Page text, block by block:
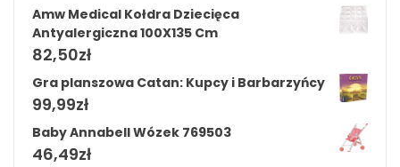
Amw Medical Kołdra Dziecięca
Antyalergiczna 100X135 Cm
82,50zł
Gra planszowa Catan: Kupcy i Barbarzyńcy
99,99zł
Baby Annabell Wózek 769503
46,49zł